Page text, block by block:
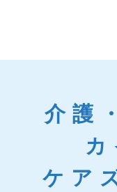
介護
ケア